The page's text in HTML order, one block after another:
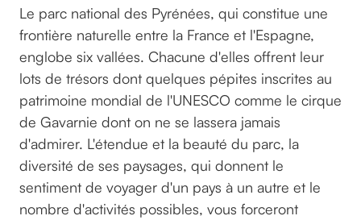
Le parc national des Pyrénées, qui constitue une
frontière naturelle entre la France et l'Espagne,
englobe six vallées. Chacune d'elles offrent leur
lots de trésors dont quelques pépites inscrites au
patrimoine mondial de l'UNESCO comme le cirque
de Gavarnie dont on ne se lassera jamais
d'admirer. L'étendue et la beauté du parc, la
diversité de ses paysages, qui donnent le
sentiment de voyager d'un pays à un autre et le
nombre d'activités possibles, vous forceront